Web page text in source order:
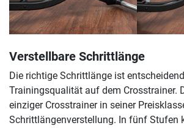
Verstellbare Schrittlänge
Die richtige Schrittlänge ist
Trainingsqualität auf dem Crosstrainer.
einziger Crosstrainer in seiner
Schrittlängenverstellung. In fünf Stufen